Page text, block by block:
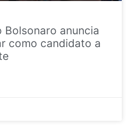
Bolsonaro anuncia
como candidato a